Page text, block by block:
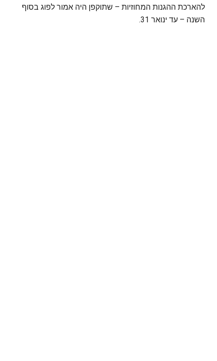
להארכת ההגנות המחוזיות – שתוקפן היה אמור לפוג בסוף
השנה – עד ינואר 31.